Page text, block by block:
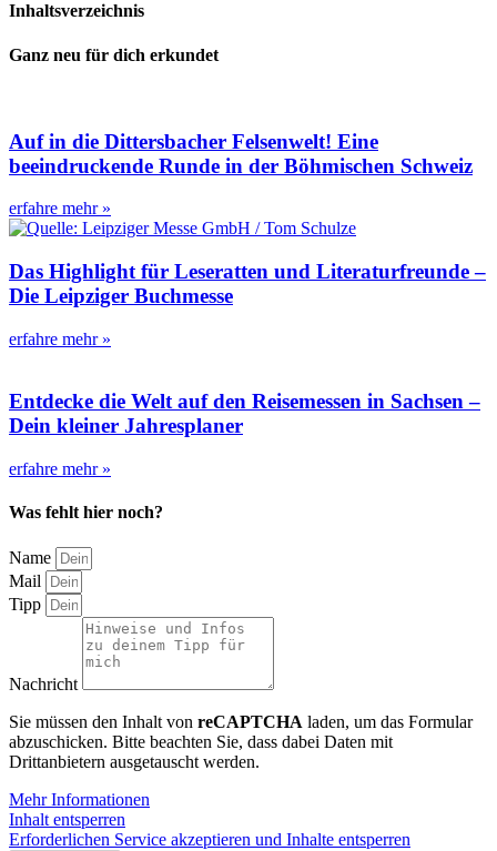
Inhaltsverzeichnis
Ganz neu für dich erkundet
Auf in die Dittersbacher Felsenwelt! Eine
beeindruckende Runde in der Böhmischen Schweiz
erfahre mehr »
Das Highlight für Leseratten und Literaturfreunde –
Die Leipziger Buchmesse
erfahre mehr »
Entdecke die Welt auf den Reisemessen in Sachsen –
Dein kleiner Jahresplaner
erfahre mehr »
Was fehlt hier noch?
Name
Mail
Tipp
Nachricht
Sie müssen den Inhalt von reCAPTCHA laden, um das Formular
abzuschicken. Bitte beachten Sie, dass dabei Daten mit
Drittanbietern ausgetauscht werden.
Mehr Informationen
Inhalt entsperren
Erforderlichen Service akzeptieren und Inhalte entsperren